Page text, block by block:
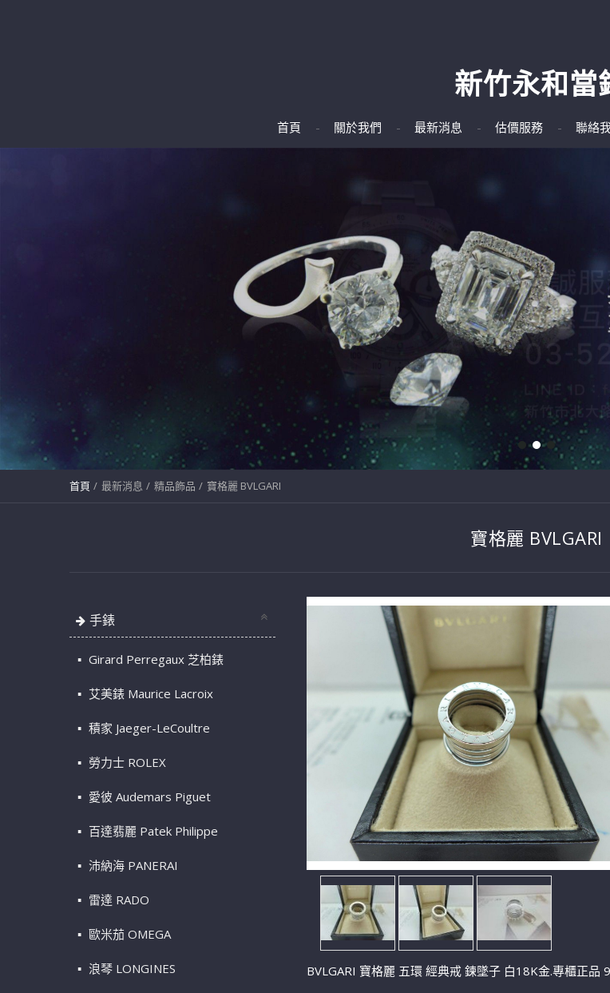
新竹永和當
首頁 關於我們 最新消息 估價服務 聯絡
首頁 最新消息 精品飾品 寶格麗 BVLGARI
寶格麗 BVLGARI
手錶
Girard Perregaux 芝柏錶
艾美錶 Maurice Lacroix
積家 Jaeger-LeCoultre
勞力士 ROLEX
愛彼 Audemars Piguet
百達翡麗 Patek Philippe
沛納海 PANERAI
雷達 RADO
歐米茄 OMEGA
浪琴 LONGINES BVLGARI 寶格麗 五環 經典戒 鍊墜子 白18K金.專櫃正品